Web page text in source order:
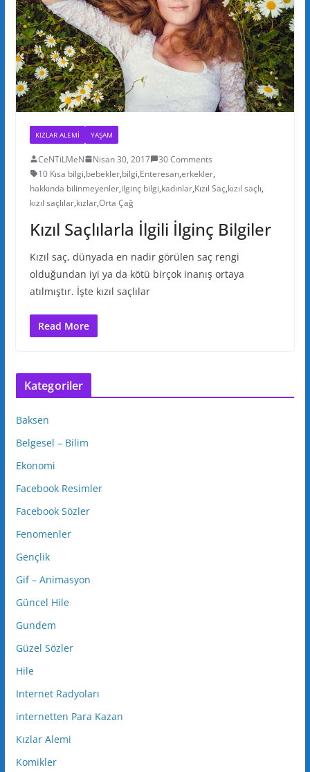
KIZLAR ALEMI YAŞAM
CeNTiLMeN Nisan 30, 2017
30 Comments
10 Kısa bilgi,bebekler,bilgi,Enteresan,erkekler,
hakkında bilinmeyenler,ilginç bilgi,kadınlar,Kızıl Saç,kızıl saçlı,
kızıl saçlılar,kızlar,Orta Çağ
Kızıl Saçlılarla İlgili İlginç Bilgiler
Kızıl saç, dünyada en nadir görülen saç rengi
olduğundan iyi ya da kötü birçok inanış ortaya
atılmıştır. İşte kızıl saçlılar
Read More
Kategoriler
Baksen
Belgesel – Bilim
Ekonomi
Facebook Resimler
Facebook Sözler
Fenomenler
Gençlik
Gif – Animasyon
Güncel Hile
Gundem
Güzel Sözler
Hile
Internet Radyoları
internetten Para Kazan
Kızlar Alemi
Komikler